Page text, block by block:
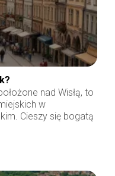
nad Wisłą, to
w
Cieszy się bogatą